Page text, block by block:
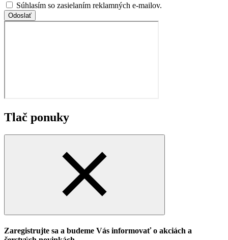
Súhlasím so zasielaním reklamných e-mailov.
Odoslať
Tlač ponuky
Zaregistrujte sa a budeme Vás informovať o akciách a